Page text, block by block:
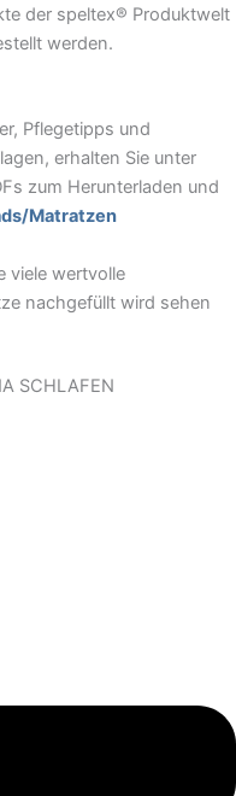
der speltex® Produktwelt
werden.
Pflegetipps und
erhalten Sie unter
zum Herunterladen und
Matratzen
viele wertvolle
nachgefüllt wird sehen
SCHLAFEN